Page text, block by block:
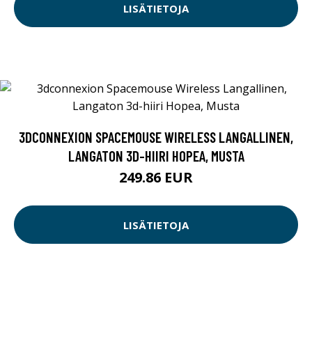
LISÄTIETOJA
3DCONNEXION SPACEMOUSE WIRELESS LANGALLINEN,
LANGATON 3D-HIIRI HOPEA, MUSTA
249.86 EUR
LISÄTIETOJA